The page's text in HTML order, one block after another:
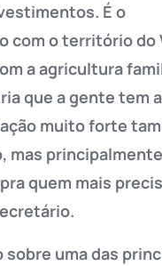
É o
com o território do
a agricultura
que a gente tem
muito forte
mas principalmente
quem mais
sobre uma das